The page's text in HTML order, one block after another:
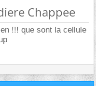
Chappee
!!! que sont la cellule